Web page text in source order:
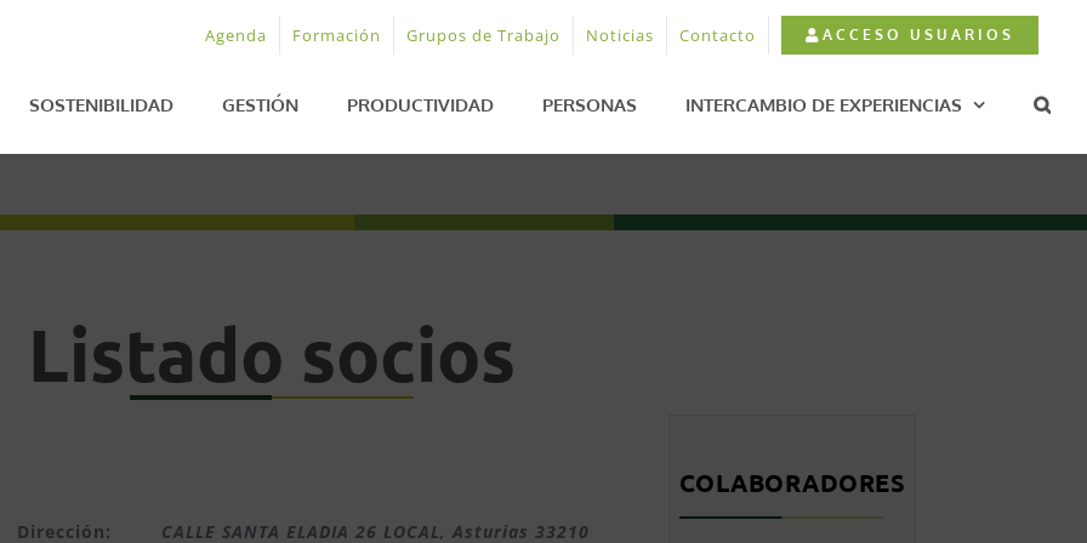
Agenda Formación Grupos de Trabajo Noticias Contacto ACCESO USUARIOS
SOSTENIBILIDAD GESTIÓN PRODUCTIVIDAD PERSONAS INTERCAMBIO DE EXPERIENCIAS
Listado socios
Dirección: CALLE SANTA ELADIA 26 LOCAL,Asturias 33210
COLABORADORES